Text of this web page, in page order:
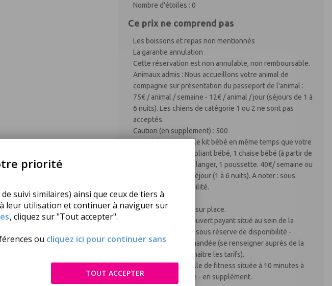
priorité
suivi similaires) ainsi que ceux de tiers à
leur utilisation et continuer à naviguer sur
, cliquez sur "Tout accepter".
ou cliquez ici pour continuer sans
TOUT ACCEPTER
Nombre d'étoiles : 0
Ce prix ne comprend pas
Les boissons et repas non mentionnés
La garantie annulation
Cette réservation est non annulable, non remboursable.
Animaux admis : Nous accueillons votre animal de
compagnie sur présentation du passeport de l'animal :
75€ / animal / semaine - 12€ / animal / jour (séjours de 1 à
6 nuits). Les chiens de catégorie 1 ou 2 ne sont pas
acceptés.
Caution (en supplement) : 500
Kit Bébé : Réserver le kit bébé en même temps que votre
hébergement : 1 lit pliant bébé, 1 chaise bébé (à partir de
6 mois), 1 matelas à langer, 1 poussette. 40€/ semaine ou
30€ pour un court séjour (1 à 6 nuits). A noter : sous
réserve de disponibilité.
Kit d'entretien : 6€
Laverie : Oui - tarifs sur place.
Parking couvert : Couvert payant situé au sein de la
résidence. A noter : sous réserve de disponibilité -
réservation recommandée (se renseigner auprès de la
réception pour connaitre les tarifs).
Salle de fitness : Salle de fitness située à 10 minutes à
pied de la résidence - en supplément.